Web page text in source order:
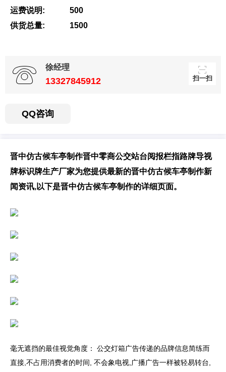
运费说明:
500
供货总量:
1500
徐经理
13327845912 扫一扫
QQ咨询
晋中仿古候车亭制作晋中零商公交站台阅报栏指路牌导视
牌标识牌生产厂家为您提供最新的晋中仿古候车亭制作新
闻资讯,以下是晋中仿古候车亭制作的详细页面。
毫无遮挡的最佳视觉角度： 公交灯箱广告传递的品牌信息简练而
直接,不占用消费者的时间, 不会象电视,广播广告一样被轻易转台,